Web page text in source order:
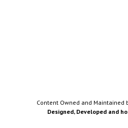
Content Owned and Maintained
Designed, Developed and